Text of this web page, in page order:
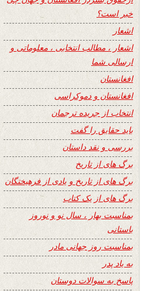
خبر است؟
اشعار
اشعار ، مطالب انتخابی ، معلوماتی و
ارسالی شما
افغانستان
افغانستان و دموکراسی
انتخاب از جریده ترجمان
باید حقایق را گفت
بررسی و نقد داستان
برگ های از تاریخ
برگ های از تاریخ و یادی از فرهیختگان
برگ های از یک کتاب
بمناسبت بهار ، سال نو و نوروز
باستانی
بمناسبت روز جهانی مادر
به یاد پدر
پاسخ به سوالات دوستان